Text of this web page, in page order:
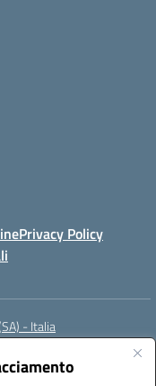
Privacy Policy
- Italia